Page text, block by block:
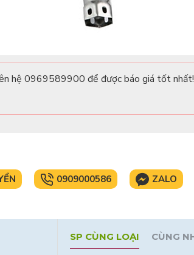
hệ 0969589900 để được báo giá tốt nhất!
0909000586 ZALO
SP CÙNG LOẠI CÙNG